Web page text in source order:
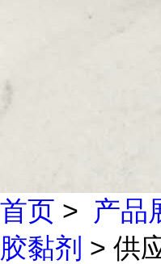
首页 > 产品
胶黏剂 > 供